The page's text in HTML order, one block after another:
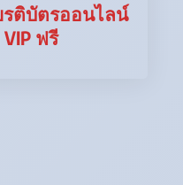
ติบัตรออนไลน์
ฟรี